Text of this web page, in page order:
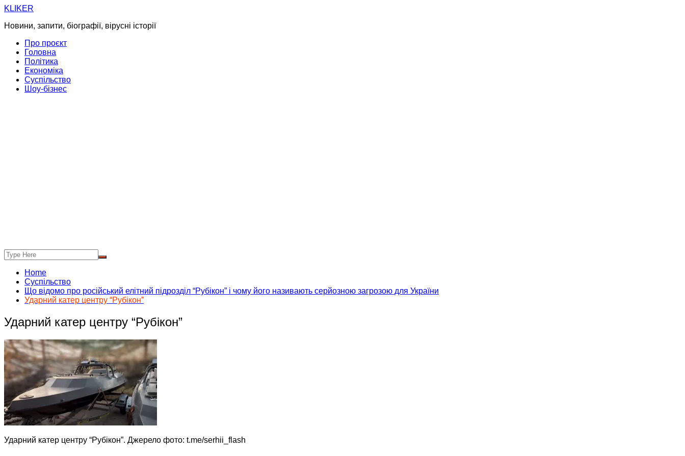
Skip
content
KLIKER
Новини, запити, біографії, вірусні історії
Про проєкт
Головна
Політика
Економіка
Суспільство
Шоу-бізнес
Home
Суспільство
Що відомо про російський елітний підрозділ “Рубікон” і чому його називають серйозною загрозою для України
Ударний катер центру “Рубікон”
Ударний катер центру “Рубікон”
Ударний катер центру “Рубікон”. Джерело фото: t.me/serhii_flash